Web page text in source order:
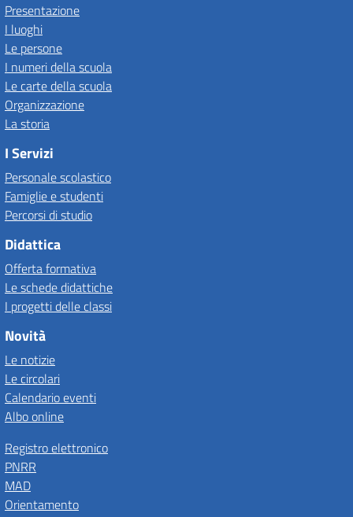
Presentazione
I luoghi
Le persone
I numeri della scuola
Le carte della scuola
Organizzazione
La storia
I Servizi
Personale scolastico
Famiglie e studenti
Percorsi di studio
Didattica
Offerta formativa
Le schede didattiche
I progetti delle classi
Novità
Le notizie
Le circolari
Calendario eventi
Albo online
Registro elettronico
PNRR
MAD
Orientamento